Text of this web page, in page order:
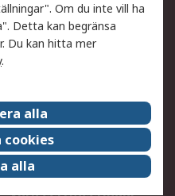
Spåra din order
Fördelar med RS-konto
Försäljningsvillkor
Press Centre
ESG
Om du inte vill ha
Detta kan begränsa
Du kan hitta mer
.
alla
cookies
alla